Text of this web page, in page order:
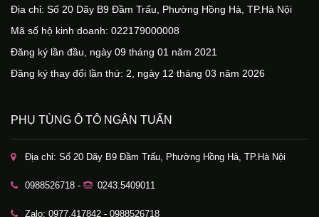
Địa chỉ: Số 20 Dãy B9 Đầm Trấu, Phường Hồng Hà, TP.Hà Nội
Mã số hộ kinh doanh: 022179000008
Đăng ký lần đầu, ngày 09 tháng 01 năm 2021
Đăng ký thay đổi lần thứ: 2, ngày 12 tháng 03 năm 2026
PHỤ TÙNG Ô TÔ NGÂN TUẤN
Địa chỉ: Số 20 Dãy B9 Đầm Trấu, Phường Hồng Hà, TP.Hà Nội
0988526718 - 0243.5409011
Zalo: 0977.417842 - 0988526718